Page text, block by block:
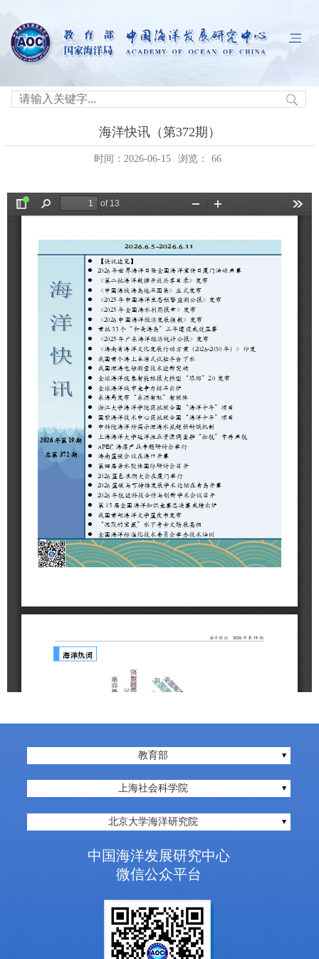
海洋快讯（第372期）
时间：2026-06-15 浏览： 66
教育部
上海社会科学院
北京大学海洋研究院
中国海洋发展研究中心
微信公众平台